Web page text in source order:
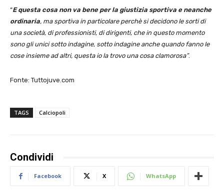
“E questa cosa non va bene per la giustizia sportiva e neanche
ordinaria, ma sportiva in particolare perchè si decidono le sorti di
una società, di professionisti, di dirigenti, che in questo momento
sono gli unici sotto indagine, sotto indagine anche quando fanno le
cose insieme ad altri, questa io la trovo una cosa clamorosa”.
Fonte: Tuttojuve.com
TAGS Calciopoli
Condividi
Facebook X WhatsApp